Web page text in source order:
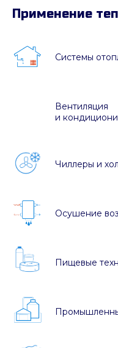
Применение
Системы
Вентиляция
и
Чиллеры и
Осушение
Пищевые